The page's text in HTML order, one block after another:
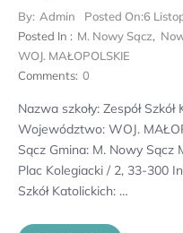
By: Admin Posted On:6
Posted In : M. Nowy Sącz,
WOJ. MAŁOPOLSKIE
Comments: 0
Nazwa szkoły: Zespół
Województwo: WOJ.
Sącz Gmina: M. Nowy Sącz
Plac Kolegiacki / 2, 33-300
Szkół Katolickich: …